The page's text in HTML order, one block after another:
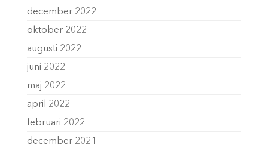
december 2022
oktober 2022
augusti 2022
juni 2022
maj 2022
april 2022
februari 2022
december 2021